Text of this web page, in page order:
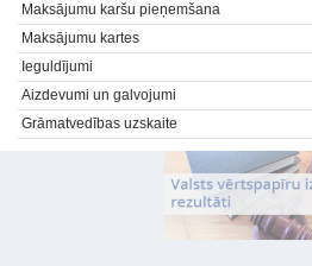
Maksājumu karšu pieņemšana
Maksājumu kartes
Ieguldījumi
Aizdevumi un galvojumi
Grāmatvedības uzskaite